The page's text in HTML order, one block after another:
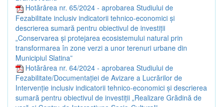
Hotărârea nr. 65/2024 - aprobarea Studiului de
Fezabilitate inclusiv indicatorii tehnico-economici și
descrierea sumară pentru obiectivul de investiții
„Conservarea și protejarea ecosistemului natural prin
transformarea în zone verzi a unor terenuri urbane din
Municipiul Slatina”
Hotărârea nr. 64/2024 - aprobarea Studiului de
Fezabilitate/Documentației de Avizare a Lucrărilor de
Intervenție inclusiv indicatorii tehnico-economici și descrierea
sumară pentru obiectivul de investiții „Realizare Grădină de